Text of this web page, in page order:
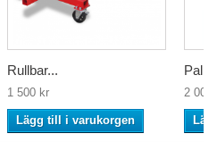
Rullbar...
1 500 kr
Lägg till i varukorgen
2 000